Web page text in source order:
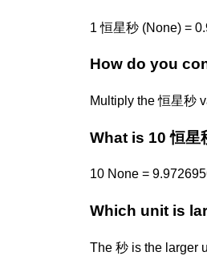
1 恒星秒 (None) =
How do you
Multiply the 恒星秒
What is 10 恒星
10 None =
Which unit is
The 秒 is the larger